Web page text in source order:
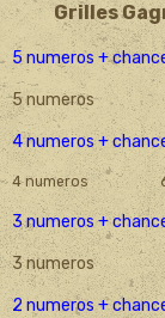
Grilles
5 numeros +
5 numeros 2
4 numeros +
4 numeros
3 numeros +
3
2 numeros +